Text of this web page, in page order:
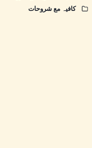
کافیہ مع شروحات